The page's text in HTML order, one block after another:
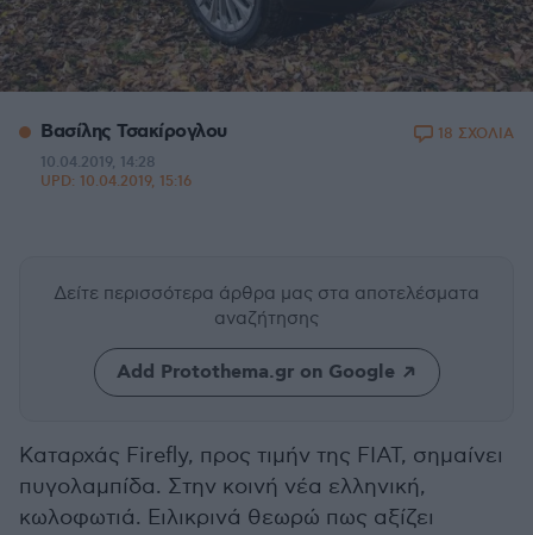
Βασίλης Τσακίρογλου
10.04.2019, 14:28
UPD: 10.04.2019, 15:16
18 ΣΧΟΛΙΑ
Δείτε περισσότερα άρθρα μας στα αποτελέσματα
αναζήτησης
Add Protothema.gr on Google
Καταρχάς Firefly, προς τιμήν της FIAT, σημαίνει
πυγολαμπίδα. Στην κοινή νέα ελληνική,
κωλοφωτιά. Ειλικρινά θεωρώ πως αξίζει